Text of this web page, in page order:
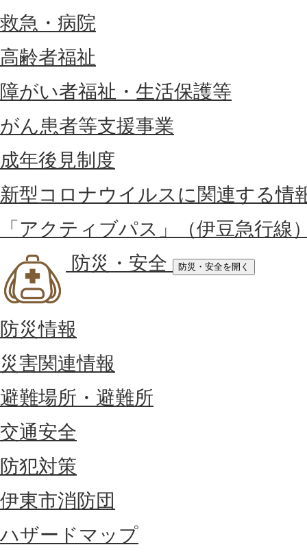
救急・病院
高齢者福祉
障がい者福祉・生活保護等
がん患者等支援事業
成年後見制度
新型コロナウイルスに関連する情
「アクティブパス」（伊豆急行線
防災・安全
防災・安全を開く
防災情報
災害関連情報
避難場所・避難所
交通安全
防犯対策
伊東市消防団
ハザードマップ